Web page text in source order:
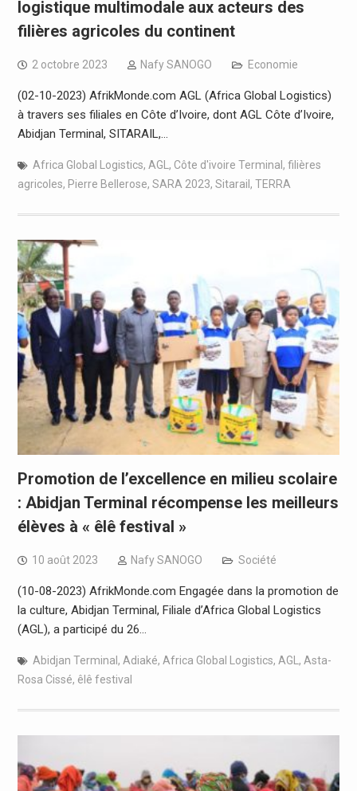
logistique multimodale aux acteurs des
filières agricoles du continent
2 octobre 2023 Nafy SANOGO Economie
(02-10-2023) AfrikMonde.com AGL (Africa Global Logistics)
à travers ses filiales en Côte d’Ivoire, dont AGL Côte d’Ivoire,
Abidjan Terminal, SITARAIL,…
Africa Global Logistics, AGL, Côte d'ivoire Terminal , filières
agricoles, Pierre Bellerose, SARA 2023, Sitarail , TERRA
Promotion de l’excellence en milieu scolaire
: Abidjan Terminal récompense les meilleurs
élèves à « êlê festival »
10 août 2023 Nafy SANOGO Société
(10-08-2023) AfrikMonde.com Engagée dans la promotion de
la culture, Abidjan Terminal, Filiale d’Africa Global Logistics
(AGL), a participé du 26…
Abidjan Terminal , Adiaké, Africa Global Logistics, AGL , Asta-
Rosa Cissé, êlê festival